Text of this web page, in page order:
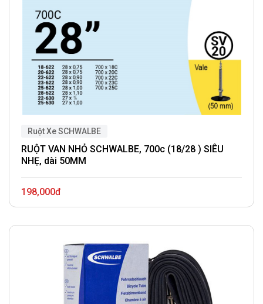
Ruột Xe SCHWALBE
RUỘT VAN NHỎ SCHWALBE, 700c (18/28 ) SIÊU
NHẸ, dài 50MM
198,000đ